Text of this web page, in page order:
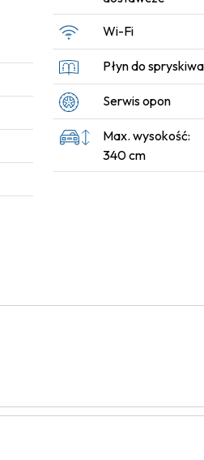
Wi-Fi
Płyn do
Serwis opon
Max. wysokość:
340 cm